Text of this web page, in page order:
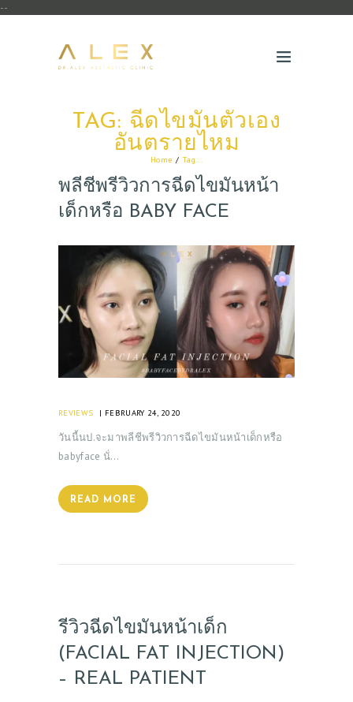
--
TAG: ฉีดไขมันตัวเอง
อันตรายไหม
Home Tag...
พลีชีพรีวิวการฉีดไขมันหน้า
เด็กหรือ BABY FACE
REVIEWS FEBRUARY 24, 2020
วันนี้นป.จะมาพลีชีพรีวิวการฉีดไขมันหน้าเด็กหรือ
babyface นั่…
READ MORE
รีวิวฉีดไขมันหน้าเด็ก
(FACIAL FAT INJECTION)
– REAL PATIENT